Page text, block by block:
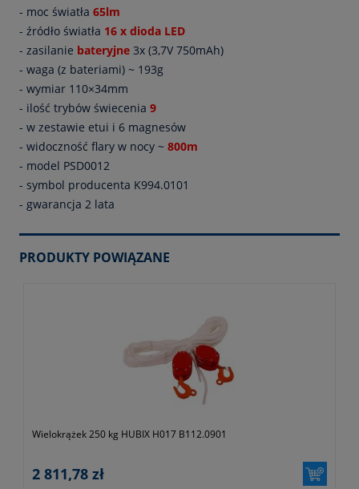
- moc światła 65lm
- źródło światła 16 x dioda LED
- zasilanie bateryjne 3x (3,7V 750mAh)
- waga (z bateriami) ~ 193g
- wymiar 110×34mm
- ilość trybów świecenia 9
- w zestawie etui i 6 magnesów
- widoczność flary w nocy ~ 800m
- model PSD0012
- symbol producenta K994.0101
- gwarancja 2 lata
PRODUKTY POWIĄZANE
Wielokrążek 250 kg HUBIX H017 B112.0901
2 811,78 zł